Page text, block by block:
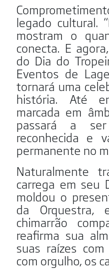
legado cultural.
mostram o
conecta. E
do Dia do
Eventos de
tornará uma
história. Até
marcada em
passará a
reconhecida e
permanente no
Naturalmente
carrega em seu
moldou o
da Orquestra,
chimarrão
reafirma sua
suas raízes
com orgulho, os